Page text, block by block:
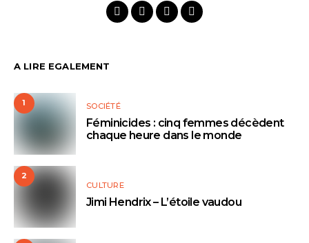
A LIRE EGALEMENT
1 SOCIÉTÉ
Féminicides : cinq femmes décèdent
chaque heure dans le monde
2
CULTURE
Jimi Hendrix – L’étoile vaudou